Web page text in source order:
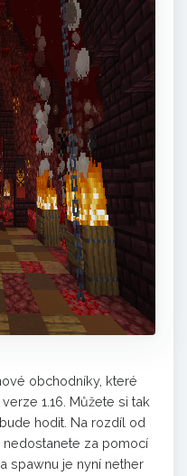
obchodníky, které
1.16. Můžete si tak
hodit. Na rozdíl od
za pomocí
spawnu je nyní nether